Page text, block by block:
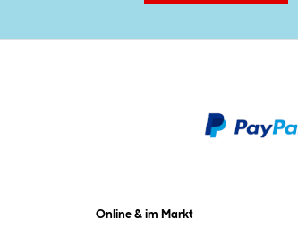
Online & im Markt